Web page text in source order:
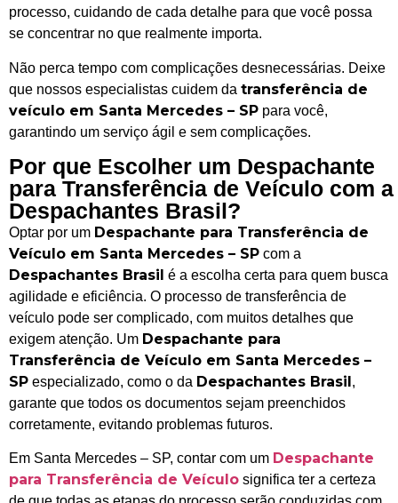
processo, cuidando de cada detalhe para que você possa
se concentrar no que realmente importa.
Não perca tempo com complicações desnecessárias. Deixe
que nossos especialistas cuidem da transferência de
veículo em Santa Mercedes – SP para você,
garantindo um serviço ágil e sem complicações.
Por que Escolher um Despachante
para Transferência de Veículo com a
Despachantes Brasil?
Optar por um Despachante para Transferência de
Veículo em Santa Mercedes – SP com a
Despachantes Brasil é a escolha certa para quem busca
agilidade e eficiência. O processo de transferência de
veículo pode ser complicado, com muitos detalhes que
exigem atenção. Um Despachante para
Transferência de Veículo em Santa Mercedes –
SP especializado, como o da Despachantes Brasil,
garante que todos os documentos sejam preenchidos
corretamente, evitando problemas futuros.
Em Santa Mercedes – SP, contar com um Despachante
para Transferência de Veículo significa ter a certeza